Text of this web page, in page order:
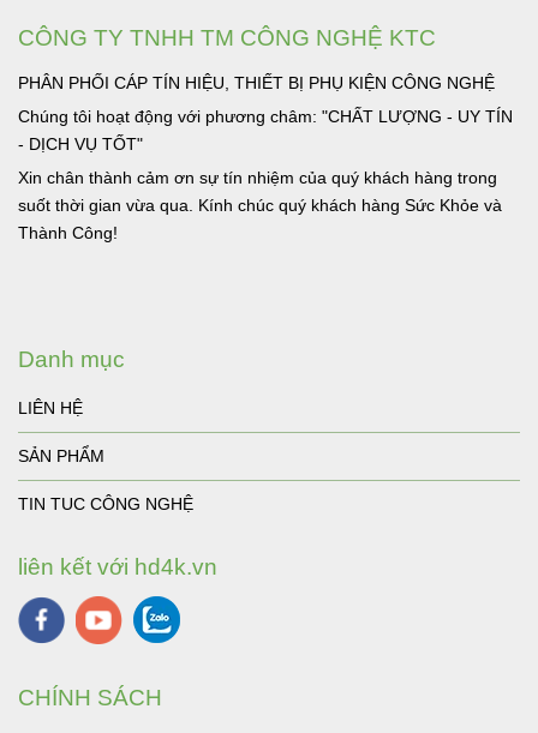
CÔNG TY TNHH TM CÔNG NGHỆ KTC
PHÂN PHỐI CÁP TÍN HIỆU, THIẾT BỊ PHỤ KIỆN CÔNG NGHỆ
Chúng tôi hoạt động với phương châm: "CHẤT LƯỢNG - UY TÍN
- DỊCH VỤ TỐT"
Xin chân thành cảm ơn sự tín nhiệm của quý khách hàng trong
suốt thời gian vừa qua. Kính chúc quý khách hàng Sức Khỏe và
Thành Công!
Danh mục
LIÊN HỆ
SẢN PHẨM
TIN TUC CÔNG NGHỆ
liên kết với hd4k.vn
CHÍNH SÁCH